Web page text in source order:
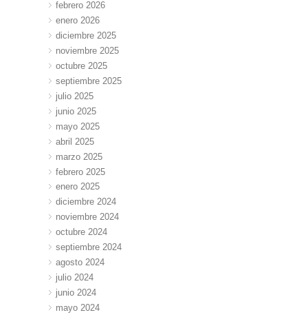
febrero 2026
enero 2026
diciembre 2025
noviembre 2025
octubre 2025
septiembre 2025
julio 2025
junio 2025
mayo 2025
abril 2025
marzo 2025
febrero 2025
enero 2025
diciembre 2024
noviembre 2024
octubre 2024
septiembre 2024
agosto 2024
julio 2024
junio 2024
mayo 2024